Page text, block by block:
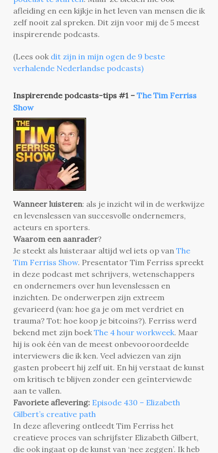
afleiding en een kijkje in het leven van mensen die ik
zelf nooit zal spreken. Dit zijn voor mij de 5 meest
inspirerende podcasts.
(Lees ook dit zijn in mijn ogen de 9 beste
verhalende Nederlandse podcasts)
Inspirerende podcasts-tips #1 – The Tim Ferriss
Show
Wanneer luisteren: als je inzicht wil in de werkwijze
en levenslessen van succesvolle ondernemers,
acteurs en sporters.
Waarom een aanrader?
Je steekt als luisteraar altijd wel iets op van The
Tim Ferriss Show. Presentator Tim Ferriss spreekt
in deze podcast met schrijvers, wetenschappers
en ondernemers over hun levenslessen en
inzichten. De onderwerpen zijn extreem
gevarieerd (van: hoe ga je om met verdriet en
trauma? Tot: hoe koop je bitcoins?). Ferriss werd
bekend met zijn boek The 4 hour workweek. Maar
hij is ook één van de meest onbevooroordeelde
interviewers die ik ken. Veel adviezen van zijn
gasten probeert hij zelf uit. En hij verstaat de kunst
om kritisch te blijven zonder een geïnterviewde
aan te vallen.
Favoriete aflevering: Episode 430 – Elizabeth
Gilbert’s creative path
In deze aflevering ontleedt Tim Ferriss het
creatieve proces van schrijfster Elizabeth Gilbert,
die ook ingaat op de kunst van ‘nee zeggen’. Ik heb